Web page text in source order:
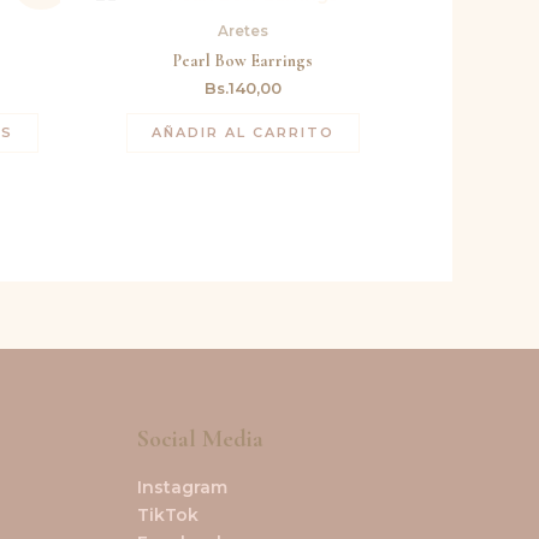
Aretes
Pearl Bow Earrings
Bs.140,00
AÑADIR AL CARRITO
Social Media
Instagram
TikTok